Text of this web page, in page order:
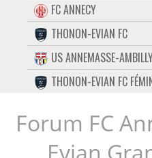
FORUM
CONTACT
FACEBOOK
TWITTER
INSTAGRAM
FC ANNECY
THONON-EVIAN FC
US ANNEMASSE-
THONON-EVIAN FC
Forum FC